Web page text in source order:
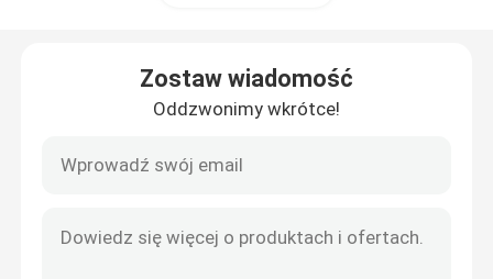
Zostaw wiadomość
Oddzwonimy wkrótce!